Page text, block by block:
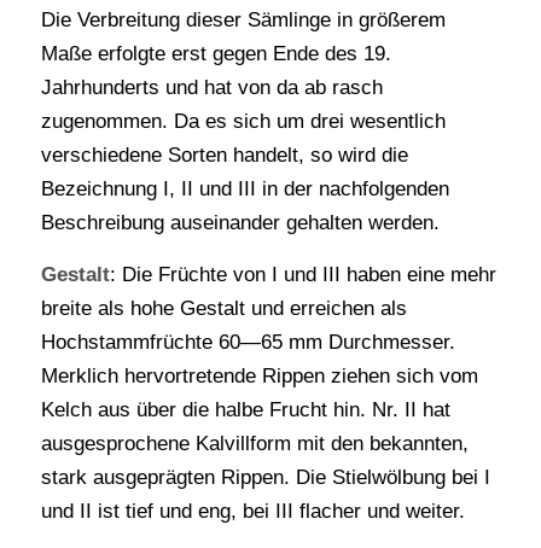
Die Verbreitung dieser Sämlinge in größerem
Maße erfolgte erst gegen Ende des 19.
Jahrhunderts und hat von da ab rasch
zugenommen. Da es sich um drei wesentlich
verschiedene Sorten handelt, so wird die
Bezeichnung I, II und III in der nachfolgenden
Beschreibung auseinander gehalten werden.
Gestalt: Die Früchte von I und III haben eine mehr
breite als hohe Gestalt und erreichen als
Hochstammfrüchte 60—65 mm Durchmesser.
Merklich hervortretende Rippen ziehen sich vom
Kelch aus über die halbe Frucht hin. Nr. II hat
ausgesprochene Kalvillform mit den bekannten,
stark ausgeprägten Rippen. Die Stielwölbung bei I
und II ist tief und eng, bei III flacher und weiter.